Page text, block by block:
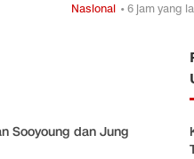
Nasional • 6 jam yang
Sooyoung dan Jung